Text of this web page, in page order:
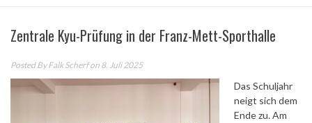
Zentrale Kyu-Prüfung in der Franz-Mett-Sporthalle
Posted ByFalk Scherfon 8. Juli 2025
Das Schuljahr
neigt sich dem
Ende zu. Am